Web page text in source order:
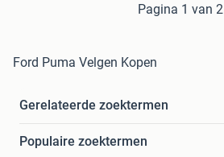
Pagina 1 van 2
Ford Puma Velgen Kopen
Gerelateerde zoektermen
Populaire zoektermen